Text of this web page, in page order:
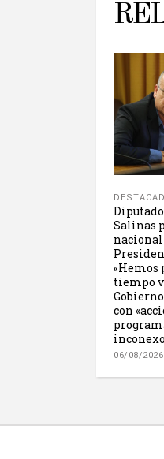
Salinas
«Hemos
tiempo
con
06/08/2026